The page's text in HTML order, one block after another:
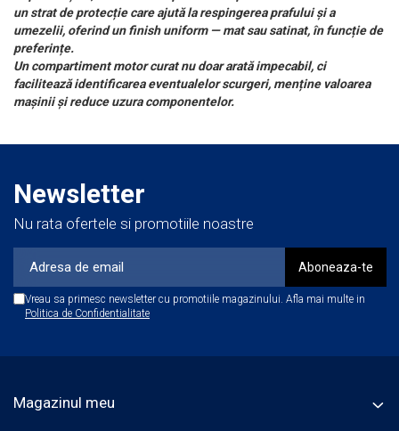
un strat de protecție care ajută la respingerea prafului și a
umezelii, oferind un finish uniform — mat sau satinat, în funcție de
preferințe.
Un compartiment motor curat nu doar arată impecabil, ci
facilitează identificarea eventualelor scurgeri, menține valoarea
mașinii și reduce uzura componentelor.
Newsletter
Nu rata ofertele si promotiile noastre
Vreau sa primesc newsletter cu promotiile magazinului. Afla mai multe in
Politica de Confidentialitate
Magazinul meu